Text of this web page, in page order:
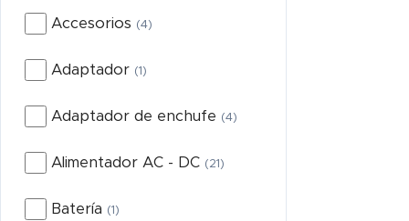
Accesorios (4)
Adaptador (1)
Adaptador de enchufe (4)
Alimentador AC - DC (21)
Batería (1)